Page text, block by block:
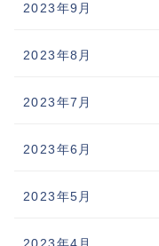
2023年9月
2023年8月
2023年7月
2023年6月
2023年5月